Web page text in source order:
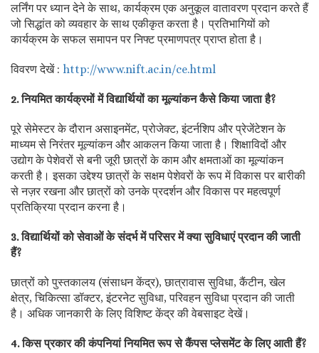
लर्निंग पर ध्यान देने के साथ, कार्यक्रम एक अनुकूल वातावरण प्रदान करते हैं
जो सिद्धांत को व्यवहार के साथ एकीकृत करता है। प्रतिभागियों को
कार्यक्रम के सफल समापन पर निफ्ट प्रमाणपत्र प्राप्त होता है।
विवरण देखें : http://www.nift.ac.in/ce.html
2. नियमित कार्यक्रमों में विद्यार्थियों का मूल्यांकन कैसे किया जाता है?
पूरे सेमेस्टर के दौरान असाइनमेंट, प्रोजेक्ट, इंटर्नशिप और प्रेजेंटेशन के
माध्यम से निरंतर मूल्यांकन और आकलन किया जाता है। शिक्षाविदों और
उद्योग के पेशेवरों से बनी जूरी छात्रों के काम और क्षमताओं का मूल्यांकन
करती है। इसका उद्देश्य छात्रों के सक्षम पेशेवरों के रूप में विकास पर बारीकी
से नज़र रखना और छात्रों को उनके प्रदर्शन और विकास पर महत्वपूर्ण
प्रतिक्रिया प्रदान करना है।
3. विद्यार्थियों को सेवाओं के संदर्भ में परिसर में क्या सुविधाएं प्रदान की जाती
हैं?
छात्रों को पुस्तकालय (संसाधन केंद्र), छात्रावास सुविधा, कैंटीन, खेल
क्षेत्र, चिकित्सा डॉक्टर, इंटरनेट सुविधा, परिवहन सुविधा प्रदान की जाती
है। अधिक जानकारी के लिए विशिष्ट केंद्र की वेबसाइट देखें।
4. किस प्रकार की कंपनियां नियमित रूप से कैंपस प्लेसमेंट के लिए आती हैं?